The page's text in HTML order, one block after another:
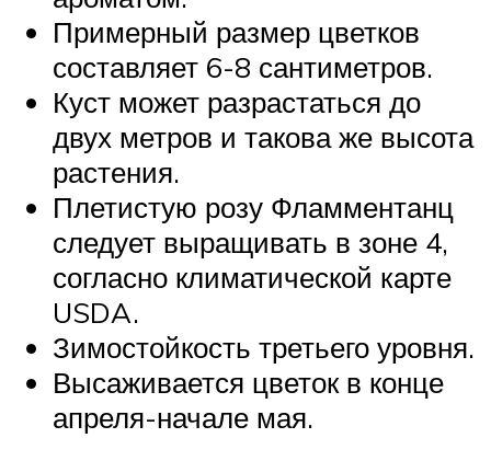
Примерный размер цветков
составляет 6-8 сантиметров.
Куст может разрастаться до
двух метров и такова же высота
растения.
Плетистую розу Фламментанц
следует выращивать в зоне 4,
согласно климатической карте
USDA.
Зимостойкость третьего уровня.
Высаживается цветок в конце
апреля-начале мая.